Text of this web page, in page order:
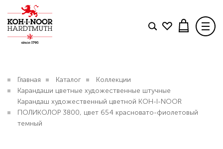
КОЛЛЕКЦИИ
БЛОГ
КОНТАКТЫ
Главная Каталог
Коллекции
Карандаши цветные художественные штучные
Карандаш художественный цветной KOH-I-NOOR
ПОЛИКОЛОР 3800, цвет 654 красновато-фиолетовый
темный
Товар добавлен в корзину
Карандаш художественный цветной KOH-I-NOOR
ПОЛИКОЛОР 3800, цвет 654 красновато-
Свяжитесь с нами.